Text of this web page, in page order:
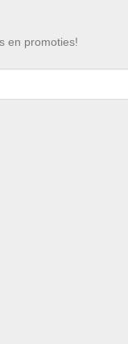
en promoties!